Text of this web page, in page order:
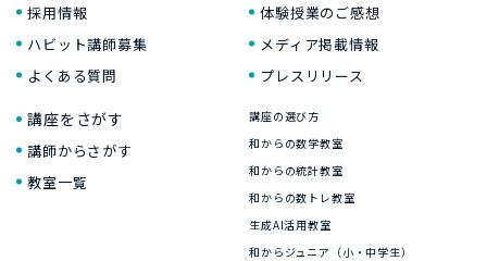
採用情報
ハビット講師募集
よくある質問
体験授業のご感想
メディア掲載情報
プレスリリース
講座をさがす
講師からさがす
教室一覧
講座の選び方
和からの数学教室
和からの統計教室
和からの数トレ教室
生成AI活用教室
和からジュニア（小・中学生）